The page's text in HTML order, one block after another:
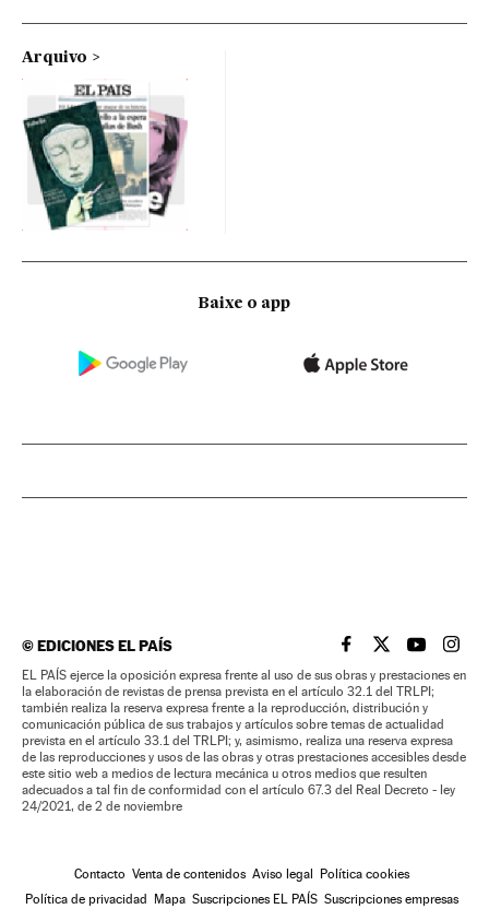
Arquivo
Baixe o app
©EDICIONES EL PAÍS EL PAÍS BRASIL EN
EL PAÍSEL PAÍS
EL
EL PAÍS ejerce la oposición expresa frente al uso de sus obras y prestaciones en
la elaboración de revistas de prensa prevista en el artículo 32.1 del TRLPI;
también realiza la reserva expresa frente a la reproducción, distribución y
comunicación pública de sus trabajos y artículos sobre temas de actualidad
prevista en el artículo 33.1 del TRLPI; y, asimismo, realiza una reserva expresa
de las reproducciones y usos de las obras y otras prestaciones accesibles desde
este sitio web a medios de lectura mecánica u otros medios que resulten
adecuados a tal fin de conformidad con el artículo 67.3 del Real Decreto - ley
24/2021, de 2 de noviembre
Contacto Venta de contenidos Aviso legal
Política cookies
Política de privacidad
Mapa Suscripciones EL PAÍS Suscripciones empresas